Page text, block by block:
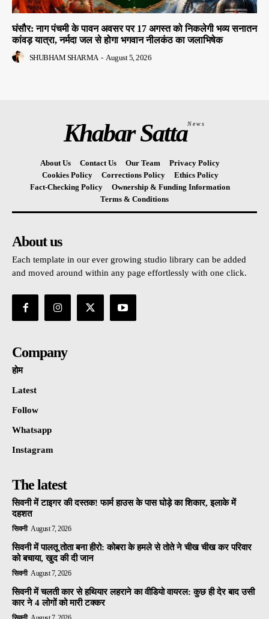
घंसौर: नाग पंचमी के पावन अवसर पर 17 अगस्त को निकलेगी भव्य सनातन
कांवड़ यात्रा, नर्मदा जल से होगा भगवान नीलकंठ का जलाभिषेक
SHUBHAM SHARMA - August 5, 2026
Khabar SattaNews
About Us Contact Us Our Team
Privacy Policy
Cookies Policy
Corrections Policy
Ethics Policy
Fact-Checking Policy
Ownership & Funding Information
Terms & Conditions
About us
Each template in our ever growing studio library can be added
and moved around within any page effortlessly with one click.
Company
होम
Latest
Follow
Whatsapp
Instagram
The latest
सिवनी में टाइगर की दस्तक! फार्म हाउस के पास घोड़े का शिकार, इलाके में
दहशत
सिवनी August 7, 2026
सिवनी में पालतू तोता बना हीरो: कोबरा के हमले से तोते ने चीख चीख कर परिवार
को बचाया, खुद की दी जान
सिवनी August 7, 2026
सिवनी में चलती कार से हथियार लहराने का वीडियो वायरल: कुछ ही देर बाद उसी
कार ने 4 लोगों को मारी टक्कर